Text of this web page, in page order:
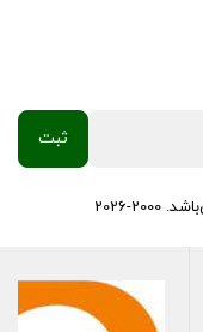
2026